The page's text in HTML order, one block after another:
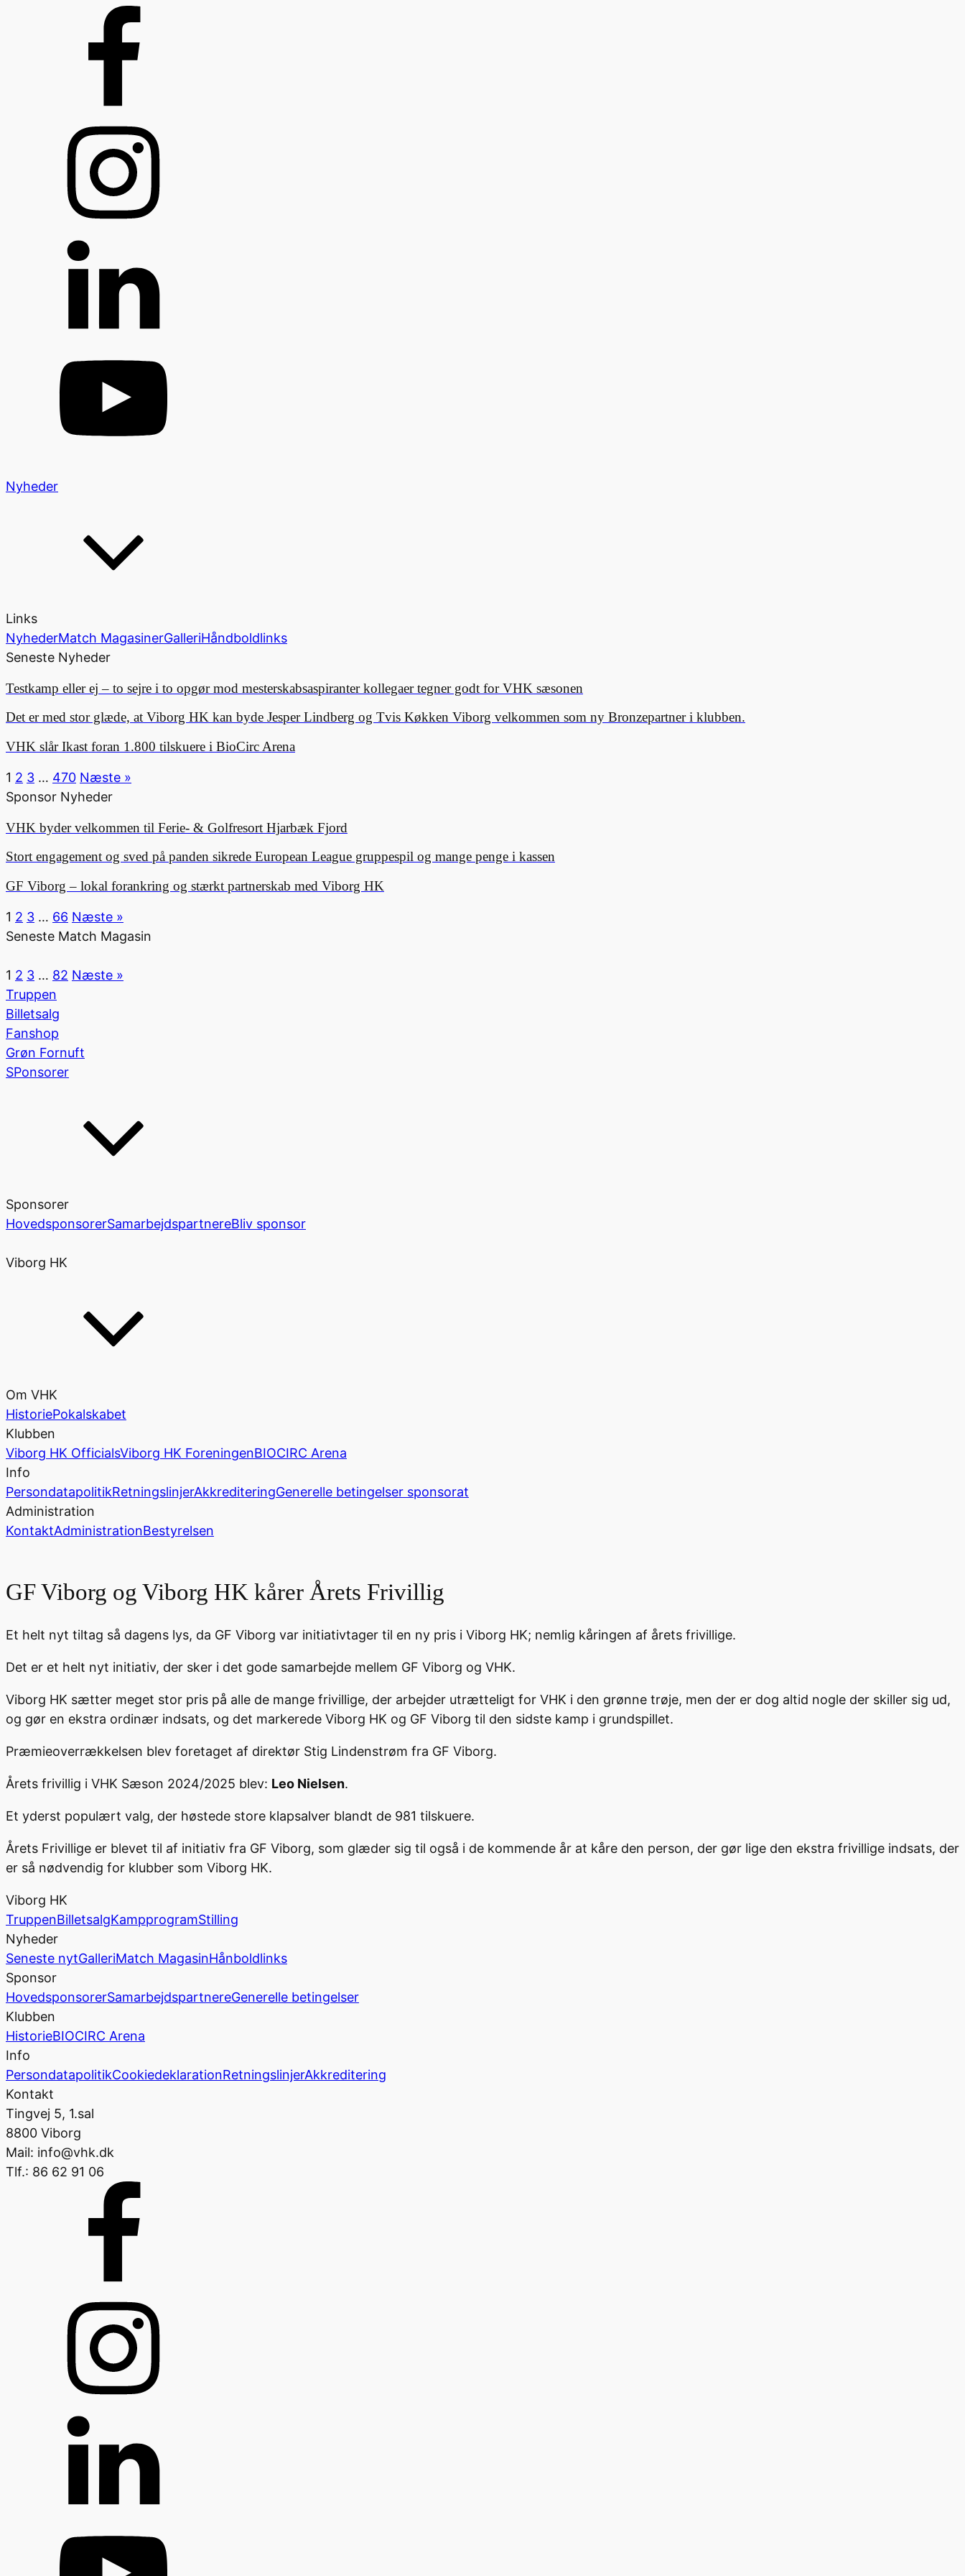
Nyheder
Links
NyhederMatch MagasinerGalleriHåndboldlinks
Seneste Nyheder
Testkamp eller ej – to sejre i to opgør mod mesterskabsaspiranter kollegaer tegner godt for VHK sæsonen
Det er med stor glæde, at Viborg HK kan byde Jesper Lindberg og Tvis Køkken Viborg velkommen som ny Bronzepartner i klubben.
VHK slår Ikast foran 1.800 tilskuere i BioCirc Arena
1 2 3 … 470 Næste »
Sponsor Nyheder
VHK byder velkommen til Ferie- & Golfresort Hjarbæk Fjord
Stort engagement og sved på panden sikrede European League gruppespil og mange penge i kassen
GF Viborg – lokal forankring og stærkt partnerskab med Viborg HK
1 2 3 … 66 Næste »
Seneste Match Magasin
1 2 3 … 82 Næste »
Truppen
Billetsalg
Fanshop
Grøn Fornuft
SPonsorer
Sponsorer
HovedsponsorerSamarbejdspartnereBliv sponsor
Viborg HK
Om VHK
HistoriePokalskabet
Klubben
Viborg HK OfficialsViborg HK ForeningenBIOCIRC Arena
Info
PersondatapolitikRetningslinjerAkkrediteringGenerelle betingelser sponsorat
Administration
KontaktAdministrationBestyrelsen
GF Viborg og Viborg HK kårer Årets Frivillig
Et helt nyt tiltag så dagens lys, da GF Viborg var initiativtager til en ny pris i Viborg HK; nemlig kåringen af årets frivillige.
Det er et helt nyt initiativ, der sker i det gode samarbejde mellem GF Viborg og VHK.
Viborg HK sætter meget stor pris på alle de mange frivillige, der arbejder utrætteligt for VHK i den grønne trøje, men der er dog altid nogle der skiller sig ud,
og gør en ekstra ordinær indsats, og det markerede Viborg HK og GF Viborg til den sidste kamp i grundspillet.
Præmieoverrækkelsen blev foretaget af direktør Stig Lindenstrøm fra GF Viborg.
Årets frivillig i VHK Sæson 2024/2025 blev: Leo Nielsen.
Et yderst populært valg, der høstede store klapsalver blandt de 981 tilskuere.
Årets Frivillige er blevet til af initiativ fra GF Viborg, som glæder sig til også i de kommende år at kåre den person, der gør lige den ekstra frivillige indsats, der
er så nødvendig for klubber som Viborg HK.
Viborg HK
TruppenBilletsalgKampprogramStilling
Nyheder
Seneste nytGalleriMatch MagasinHånboldlinks
Sponsor
HovedsponsorerSamarbejdspartnereGenerelle betingelser
Klubben
HistorieBIOCIRC Arena
Info
PersondatapolitikCookiedeklarationRetningslinjerAkkreditering
Kontakt
Tingvej 5, 1.sal
8800 Viborg
Mail: info@vhk.dk
Tlf.: 86 62 91 06